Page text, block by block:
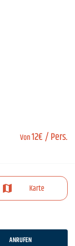
Von12€/ Pers.
Karte
ANRUFEN